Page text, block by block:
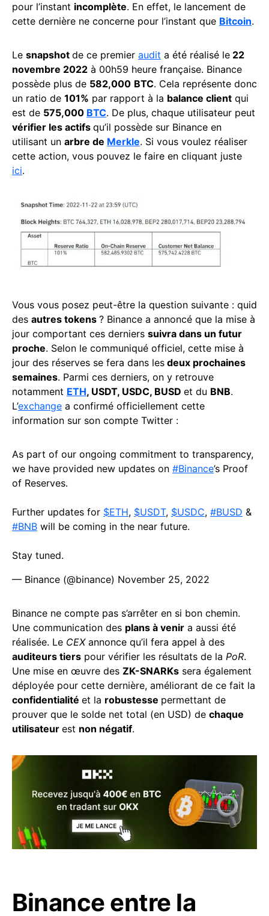
pour l’instant incomplète. En effet, le lancement de
cette dernière ne concerne pour l’instant que Bitcoin.
Le snapshot de ce premier audit a été réalisé le 22
novembre 2022 à 00h59 heure française. Binance
possède plus de 582,000 BTC. Cela représente donc
un ratio de 101% par rapport à la balance client qui
est de 575,000 BTC. De plus, chaque utilisateur peut
vérifier les actifs qu’il possède sur Binance en
utilisant un arbre de Merkle. Si vous voulez réaliser
cette action, vous pouvez le faire en cliquant juste
ici.
Vous vous posez peut-être la question suivante : quid
des autres tokens ? Binance a annoncé que la mise à
jour comportant ces derniers suivra dans un futur
proche. Selon le communiqué officiel, cette mise à
jour des réserves se fera dans les deux prochaines
semaines. Parmi ces derniers, on y retrouve
notamment ETH, USDT, USDC, BUSD et du BNB.
L’exchange a confirmé officiellement cette
information sur son compte Twitter :
As part of our ongoing commitment to transparency,
we have provided new updates on #Binance’s Proof
of Reserves.
Further updates for $ETH, $USDT, $USDC, #BUSD &
#BNB will be coming in the near future.
Stay tuned.
— Binance (@binance) November 25, 2022
Binance ne compte pas s’arrêter en si bon chemin.
Une communication des plans à venir a aussi été
réalisée. Le CEX annonce qu’il fera appel à des
auditeurs tiers pour vérifier les résultats de la PoR.
Une mise en œuvre des ZK-SNARKs sera également
déployée pour cette dernière, améliorant de ce fait la
confidentialité et la robustesse permettant de
prouver que le solde net total (en USD) de chaque
utilisateur est non négatif.
Binance entre la